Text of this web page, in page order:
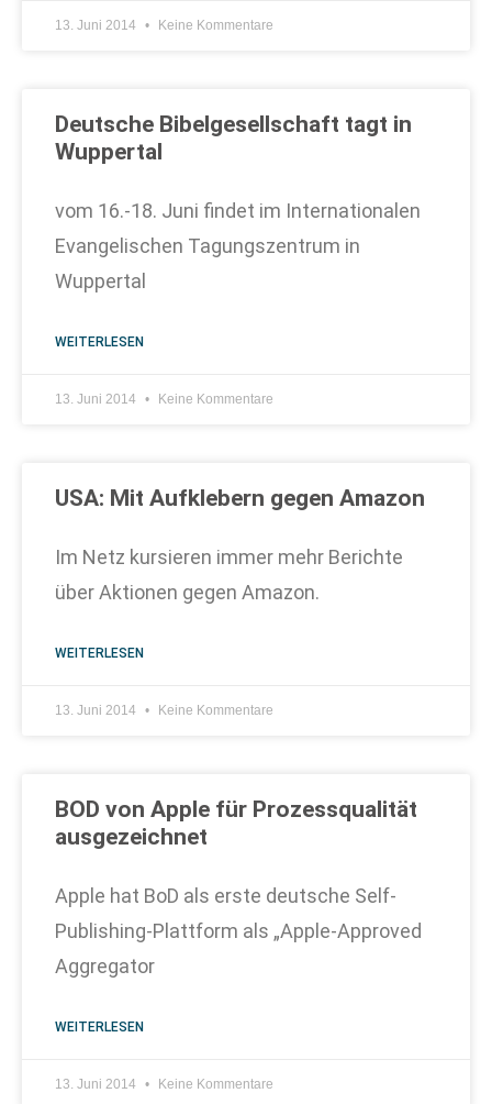
13. Juni 2014 Keine Kommentare
Deutsche Bibelgesellschaft tagt in
Wuppertal
vom 16.-18. Juni findet im Internationalen
Evangelischen Tagungszentrum in
Wuppertal
WEITERLESEN
13. Juni 2014 Keine Kommentare
USA: Mit Aufklebern gegen Amazon
Im Netz kursieren immer mehr Berichte
über Aktionen gegen Amazon.
WEITERLESEN
13. Juni 2014 Keine Kommentare
BOD von Apple für Prozessqualität
ausgezeichnet
Apple hat BoD als erste deutsche Self-
Publishing-Plattform als „Apple-Approved
Aggregator
WEITERLESEN
13. Juni 2014 Keine Kommentare